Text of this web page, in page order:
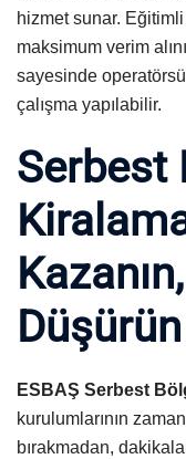
hizmet sunar.
maksimum verim
sayesinde
çalışma yapılabilir.
Serbest
Düşürün
ESBAŞ Serbest
kurulumlarının
bırakmadan,